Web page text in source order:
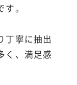
。
丁寧に抽出
く、満足感